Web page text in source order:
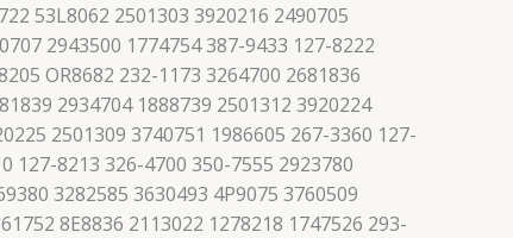
53L8062 2501303 3920216 2490705
2943500 1774754 387-9433 127-8222
OR8682 232-1173 3264700 2681836
2934704 1888739 2501312 3920224
2501309 3740751 1986605 267-3360 127-
127-8213 326-4700 350-7555 2923780
3282585 3630493 4P9075 3760509
8E8836 2113022 1278218 1747526 293-